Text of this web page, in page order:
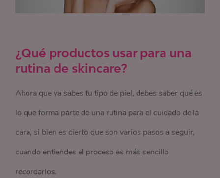
¿Qué productos usar para una
rutina de skincare?
Ahora que ya sabes tu tipo de piel, debes saber qué es
lo que forma parte de una rutina para el cuidado de la
cara, si bien es cierto que son varios pasos a seguir,
cuando entiendes el proceso es más sencillo
recordarlos.